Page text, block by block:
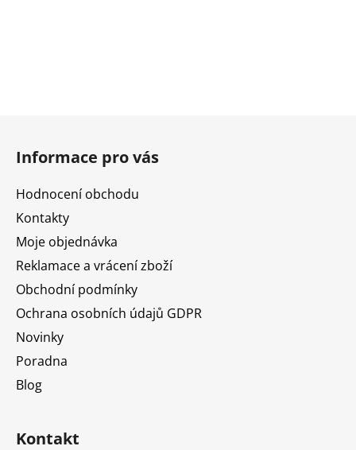
Informace pro vás
Hodnocení obchodu
Kontakty
Moje objednávka
Reklamace a vrácení zboží
Obchodní podmínky
Ochrana osobních údajů GDPR
Novinky
Poradna
Blog
Kontakt